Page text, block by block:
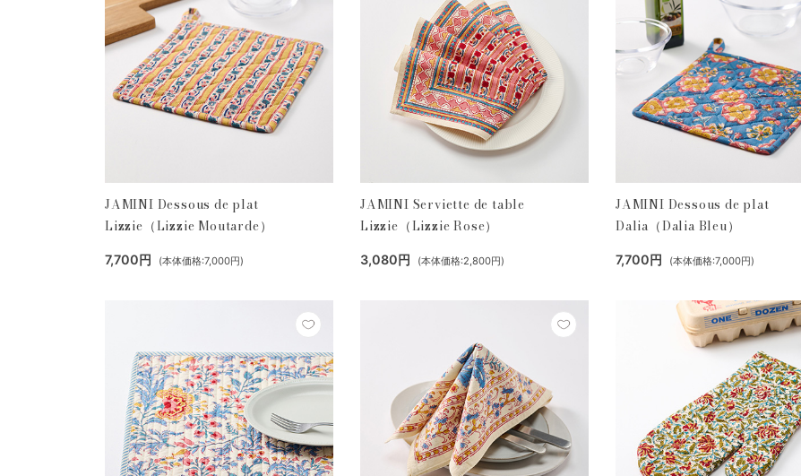
JAMINI Dessous de plat
Lizzie（Lizzie Moutarde）
7,700円 (本体価格:7,000円)
JAMINI Serviette de table
Lizzie（Lizzie Rose）
3,080円 (本体価格:2,800円)
JAMINI Dessous de plat
Dalia（Dalia Bleu）
7,700円 (本体価格:7,000円)